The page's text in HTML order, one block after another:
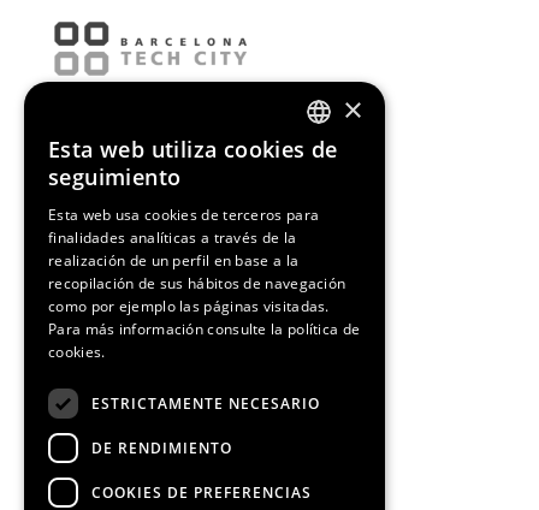
ENGLISH
×
Esta web utiliza cookies de
seguimiento
Esta web usa cookies de terceros para
finalidades analíticas a través de la
realización de un perfil en base a la
recopilación de sus hábitos de navegación
como por ejemplo las páginas visitadas.
Para más información consulte la política de
cookies.
ESTRICTAMENTE NECESARIO
DE RENDIMIENTO
COOKIES DE PREFERENCIAS